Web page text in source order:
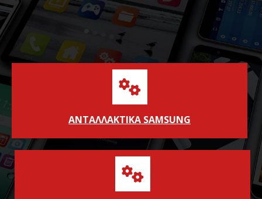
ΑΝΤΑΛΛΑΚΤΙΚΑ SAMSUNG